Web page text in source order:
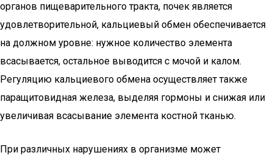
органов пищеварительного тракта, почек является
удовлетворительной, кальциевый обмен обеспечивается
на должном уровне: нужное количество элемента
всасывается, остальное выводится с мочой и калом.
Регуляцию кальциевого обмена осуществляет также
паращитовидная железа, выделяя гормоны и снижая или
увеличивая всасывание элемента костной тканью.
При различных нарушениях в организме может